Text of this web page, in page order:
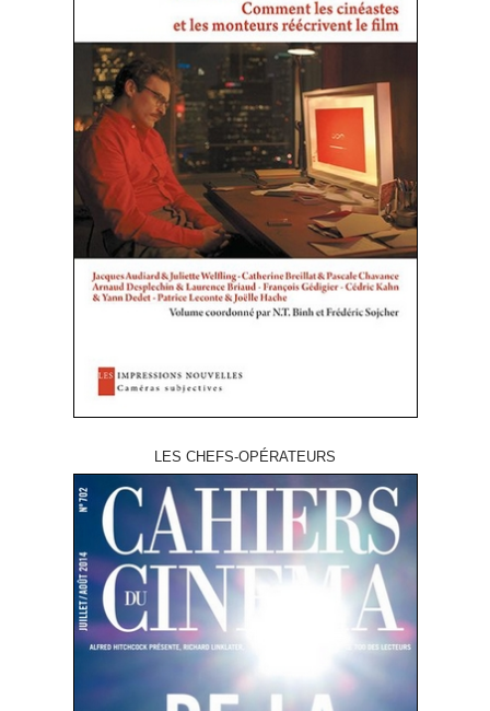
LES CHEFS-OPÉRATEURS